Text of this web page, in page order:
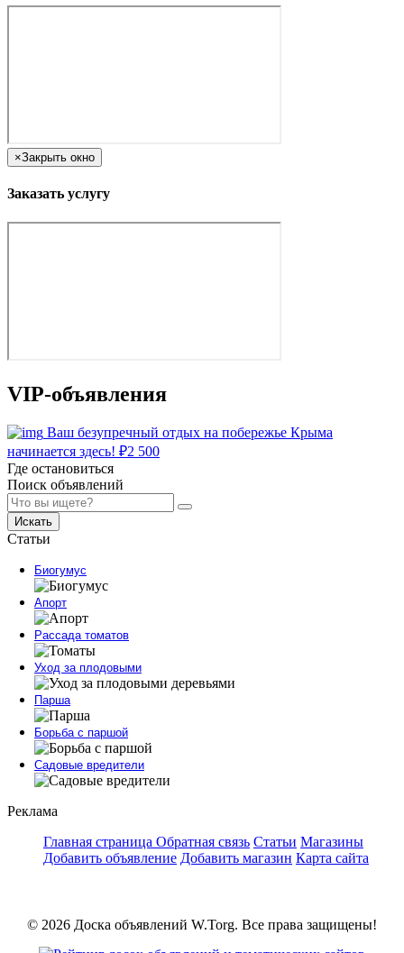
×Закрыть окно
Заказать услугу
VIP-объявления
Ваш безупречный отдых на побережье Крыма
начинается здесь! ₽2 500
Где остановиться
Поиск объявлений
Искать
Статьи
Биогумус
Апорт
Рассада томатов
Уход за плодовыми
Парша
Борьба с паршой
Садовые вредители
Реклама
Главная страница Обратная связь Статьи Магазины
Добавить объявление Добавить магазин Карта сайта
© 2026 Доска объявлений W.Torg. Все права защищены!